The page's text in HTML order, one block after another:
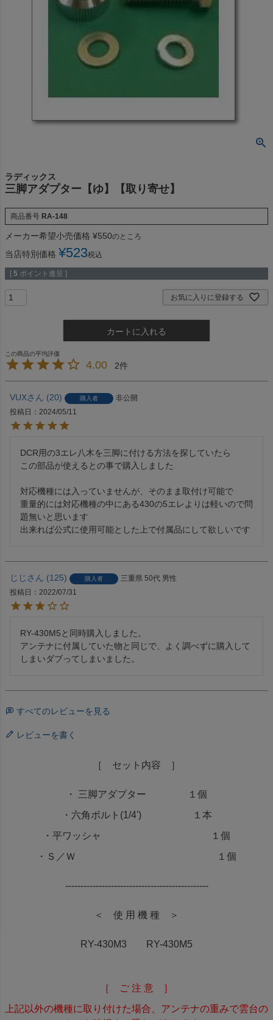
ラディックス
三脚アダプター【ゆ】【取り寄せ】
商品番号 RA-148
メーカー希望小売価格 ¥550のところ
当店特別価格 ¥523税込
[ 5 ポイント進呈 ]
お気に入りに登録する
カートに入れる
4.00 2
VUX 20 購入者
非公開
投稿日
2024/05/11
DCR用の3エレ八木を三脚に付ける方法を探していたら
この部品が使えるとの事で購入しました
対応機種には入っていませんが、そのまま取付け可能で
重量的には対応機種の中にある430の5エレよりは軽いので問
題無いと思います
出来れば公式に使用可能とした上で付属品にして欲しいです
じじ 125 購入者 三重県 50代 男性
投稿日
2022/07/31
RY-430M5と同時購入しました。
アンテナに付属していた物と同じで、よく調べずに購入して
しまいダブってしまいました。
すべてのレビューを見る
レビューを書く
［ セット内容 ］
・ 三脚アダプター １個
・六角ボルト(1/4') １本
・平ワッシャ １個
・Ｓ／Ｗ １個
-----------------------------------------------
＜ 使 用 機 種 ＞
RY-430M3 RY-430M5
［ ご 注 意 ］
上記以外の機種に取り付けた場合、アンテナの重みで雲台の